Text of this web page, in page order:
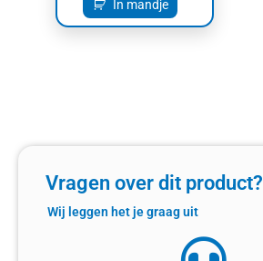
In mandje
Vragen over dit product?
Wij leggen het je graag uit